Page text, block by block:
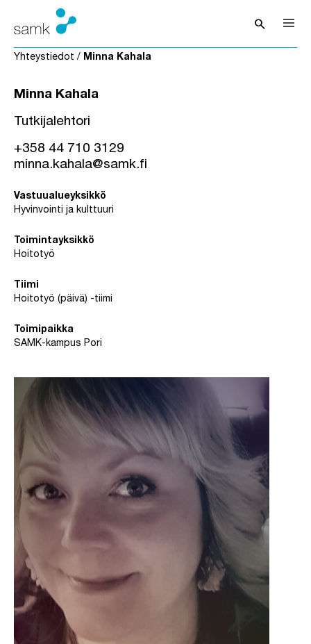
Siirry sisältöön
searchAvaa haku
Yhteystiedot / Minna Kahala
Minna Kahala
Tutkijalehtori
+358 44 710 3129
minna.kahala@samk.fi
Vastuualueyksikkö
Hyvinvointi ja kulttuuri
Toimintayksikkö
Hoitotyö
Tiimi
Hoitotyö (päivä) -tiimi
Toimipaikka
SAMK-kampus Pori